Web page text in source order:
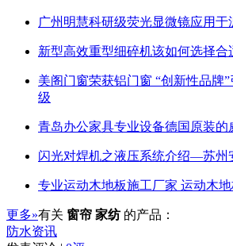
广州明慧科研级荧光显微镜应用于
新型高效重型细碎机该如何选择合
美阁门窗荣获铝门窗 “创新性品牌
级
青岛办公家具专业设备德国原装的
闪光对焊机之液压系统介绍—苏州
专业运动木地板施工厂家 运动木
更多»有关 窗帘 家纺 的产品：
防水资讯